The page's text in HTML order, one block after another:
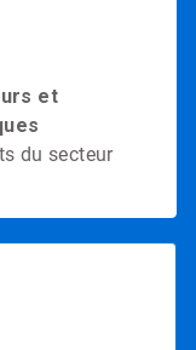
et
du secteur